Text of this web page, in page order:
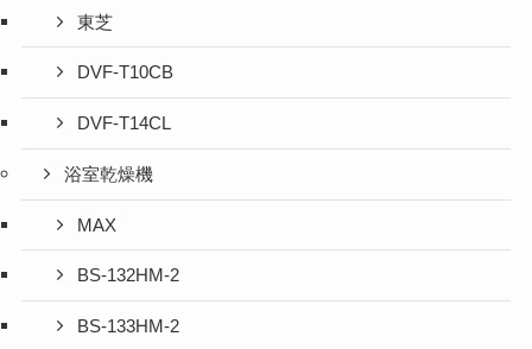
東芝
DVF-T10CB
DVF-T14CL
浴室乾燥機
MAX
BS-132HM-2
BS-133HM-2